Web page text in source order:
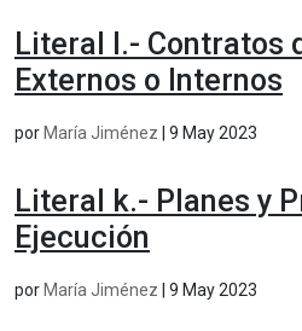
Literal l.- Contratos
Externos o Internos
por María Jiménez 9 May 2023
Literal k.- Planes y
Ejecución
por María Jiménez 9 May 2023